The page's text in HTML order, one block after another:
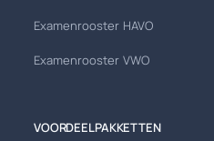
Examenrooster HAVO
Examenrooster VWO
VOORDEELPAKKETTEN